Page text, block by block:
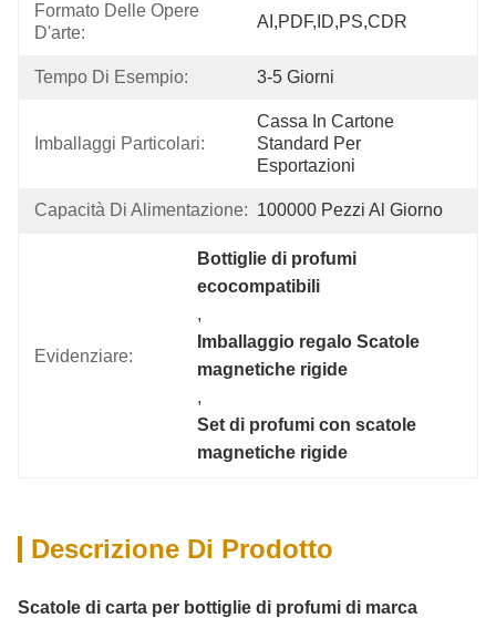
Formato Delle Opere
D'arte:
AI,PDF,ID,PS,CDR
Tempo Di Esempio: 3-5 Giorni
Imballaggi Particolari:
Cassa In Cartone
Standard Per
Esportazioni
Capacità Di Alimentazione: 100000 Pezzi Al Giorno
Evidenziare:
Bottiglie di profumi
ecocompatibili
,
Imballaggio regalo Scatole
magnetiche rigide
,
Set di profumi con scatole
magnetiche rigide
Descrizione Di Prodotto
Scatole di carta per bottiglie di profumi di marca